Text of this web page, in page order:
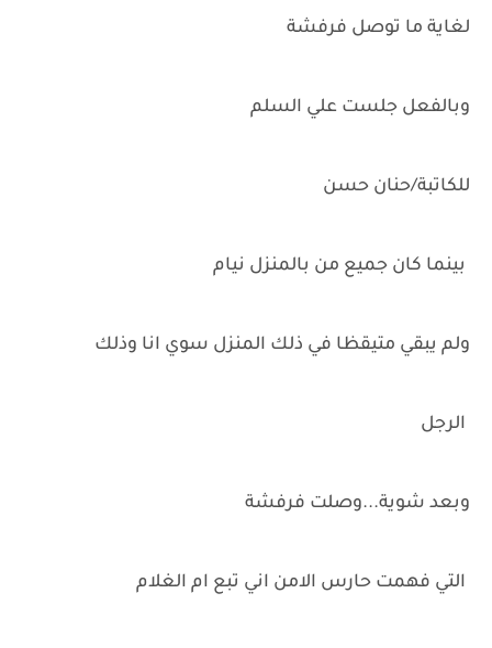
لغاية ما توصل فرفشة
وبالفعل جلست علي السلم
للكاتبة/حنان حسن
بينما كان جميع من بالمنزل نيام
ولم يبقي متيقظا في ذلك المنزل سوي انا وذلك
الرجل
وبعد شوية...وصلت فرفشة
التي فهمت حارس الامن اني تبع ام الغلام